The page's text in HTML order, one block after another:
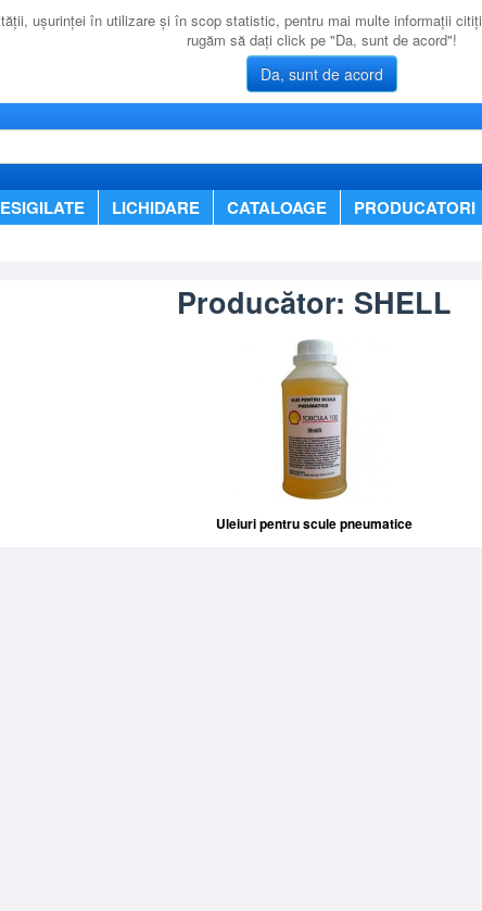
uşurinţei în utilizare şi în scop statistic, pentru mai multe informaţii citiţi
rugăm să daţi click pe "Da, sunt de acord"!
Da, sunt de acord
LICHIDARE CATALOAGE PRODUCATORI
Producător: SHELL
Uleiuri pentru scule pneumatice